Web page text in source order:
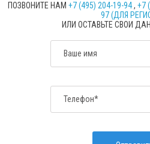
ПОЗВОНИТЕ НАМ +7 (495) 204-19-94, +7
97 (ДЛЯ
ИЛИ ОСТАВЬТЕ СВОИ
Ваше имя
Телефон*